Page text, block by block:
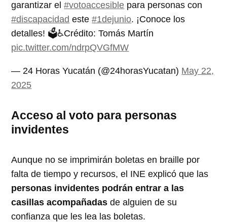
garantizar el#votoaccesible para personas con
#discapacidad este#1dejunio. ¡Conoce los
detalles! 🗳️♿Crédito: Tomás Martín
pic.twitter.com/ndrpQVGfMW
— 24 Horas Yucatán (@24horasYucatan) May 22,
2025
Acceso al voto para personas
invidentes
Aunque no se imprimirán boletas en braille por
falta de tiempo y recursos, el INE explicó que las
personas invidentes podrán entrar a las
casillas acompañadas de alguien de su
confianza que les lea las boletas.